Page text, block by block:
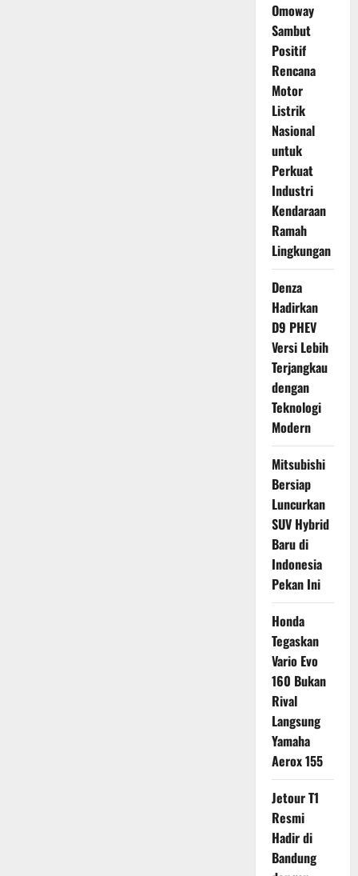
Omoway
Sambut
Positif
Rencana
Motor
Listrik
Nasional
untuk
Perkuat
Industri
Kendaraan
Ramah
Lingkungan
Denza
Hadirkan
D9 PHEV
Versi Lebih
Terjangkau
dengan
Teknologi
Modern
Mitsubishi
Bersiap
Luncurkan
SUV Hybrid
Baru di
Indonesia
Pekan Ini
Honda
Tegaskan
Vario Evo
160 Bukan
Rival
Langsung
Yamaha
Aerox 155
Jetour T1
Resmi
Hadir di
Bandung